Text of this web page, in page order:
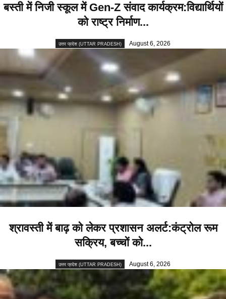
बस्ती में निजी स्कूल में Gen-Z संवाद कार्यक्रम:विद्यार्थियों
को राष्ट्र निर्माण...
उत्तर प्रदेश (UTTAR PRADESH) August 6, 2026
श्रावस्ती में बाढ़ को लेकर प्रशासन अलर्ट:कंट्रोल रूम
सक्रिय, बच्चों को...
उत्तर प्रदेश (UTTAR PRADESH) August 6, 2026